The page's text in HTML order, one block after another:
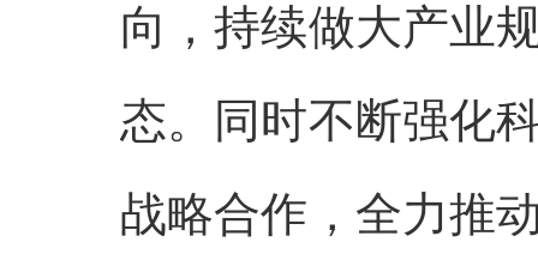
向，持续做大产业
态。同时不断强化
战略合作，全力推